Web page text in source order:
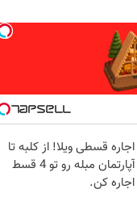
اجاره‌ قسطی ویلا! از کلبه تا
آپارتمان مبله رو تو 4 قسط
اجاره کن.